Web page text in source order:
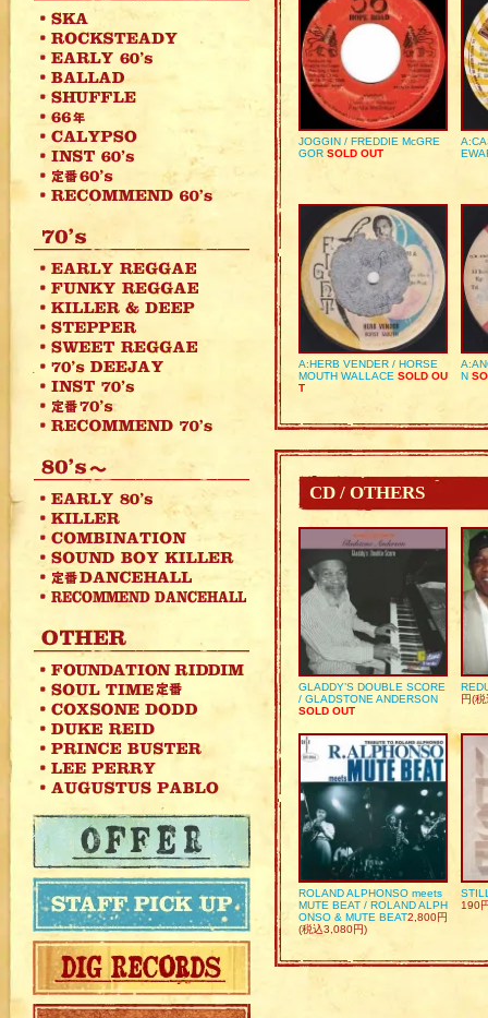
JOGGIN / FREDDIE McGRE
GOR SOLD OUT
A:HERB VENDER / HORSE
MOUTH WALLACE SOLD OU
T
N
CD / OTHERS
GLADDY’S DOUBLE SCORE
/ GLADSTONE ANDERSON
SOLD OUT
円(
ROLAND ALPHONSO meets
MUTE BEAT / ROLAND ALPH
ONSO & MUTE BEAT2,800円
(税込3,080円)
190